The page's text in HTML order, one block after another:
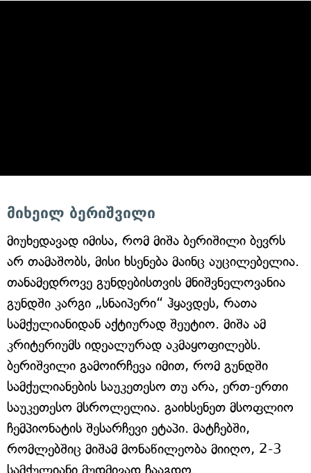
მიხეილ ბერიშვილი
მიუხედავად იმისა, რომ მიშა ბერიშილი ბევრს
არ თამაშობს, მისი ხსენება მაინც აუცილებელია.
თანამედროვე გუნდებისთვის მნიშვნელოვანია
გუნდში კარგი „სნაიპერი“ ჰყავდეს, რათა
სამქულიანიდან აქტიურად შეუტიო. მიშა ამ
კრიტერიუმს იდეალურად აკმაყოფილებს.
ბერიშვილი გამოირჩევა იმით, რომ გუნდში
სამქულიანების საუკეთესო თუ არა, ერთ-ერთი
საუკეთესო მსროლელია. გაიხსენეთ მსოფლიო
ჩემპიონატის შესარჩევი ეტაპი. მატჩებში,
რომლებშიც მიშამ მონაწილეობა მიიღო, 2-3
სამქულიანი მუდმივად ჩააგდო.